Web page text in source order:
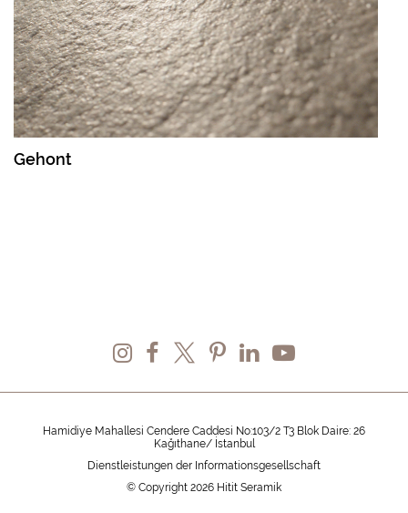
Gehont
Hamidiye Mahallesi Cendere Caddesi No:103/2 T3 Blok Daire: 26
Kağıthane/ İstanbul
Dienstleistungen der Informationsgesellschaft
© Copyright 2026 Hitit Seramik